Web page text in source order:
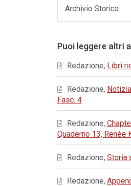
Archivio Storico
Puoi leggere altri
Redazione, Libri
Redazione,
Fasc. 4
Redazione,
Quaderno 13, Renée
Redazione, Storia
Redazione,